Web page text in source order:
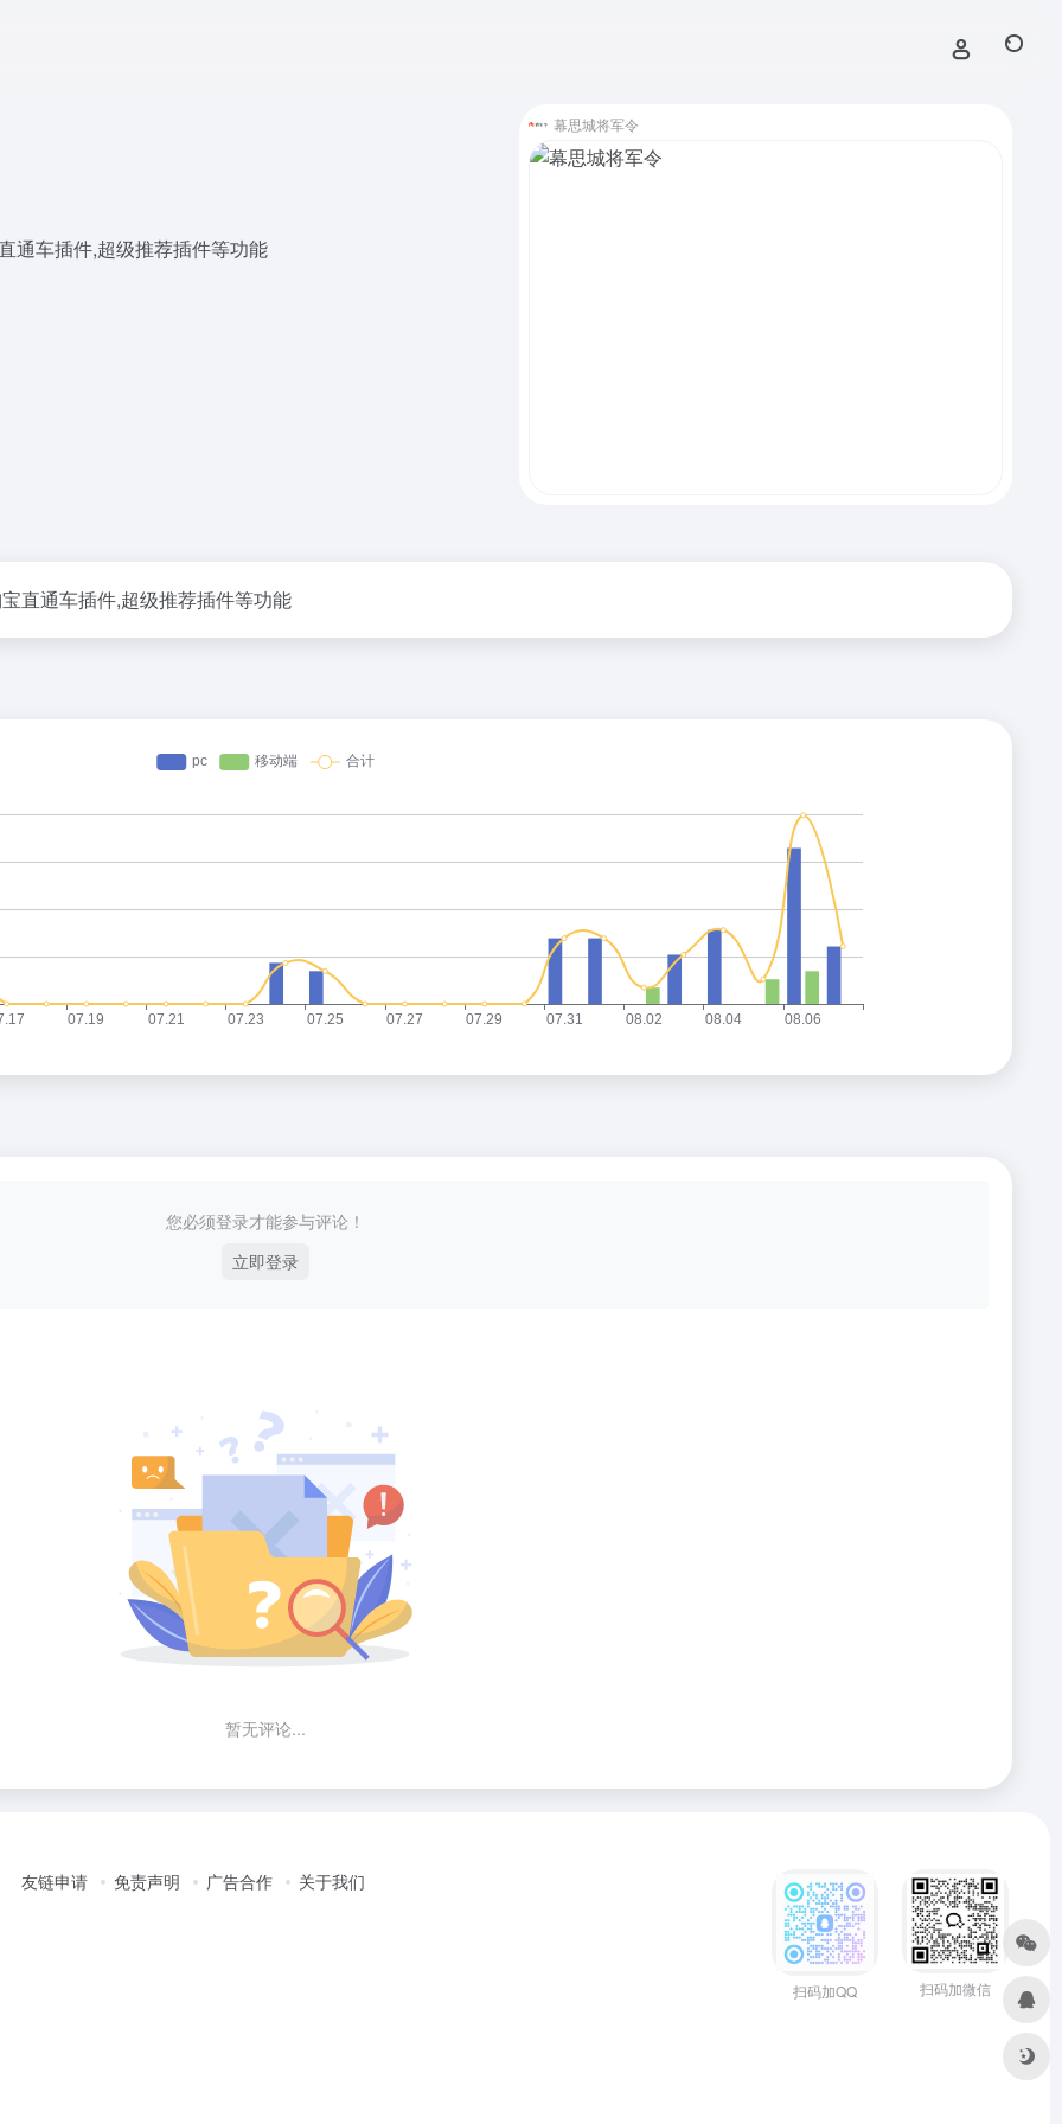
通车插件,超级推荐插件等功能
幕思城将军令
直通车插件,超级推荐插件等功能
您必须登录才能参与评论！
立即登录
暂无评论...
友链申请 免责声明 广告合作 关于我们
扫码加QQ 扫码加微信